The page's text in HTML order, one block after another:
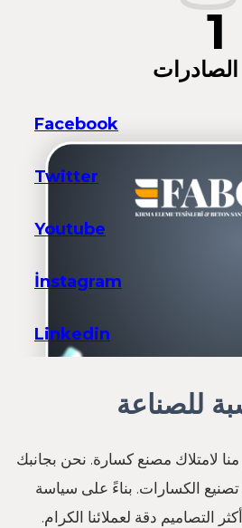
1
Facebook
Twitter
Youtube
İnstagram
Linkedin
للصناعة
لامتلاك مصنع كسارة. نحن بجانبك
الكسارات. بناءً على سياسة
التصاميم دقة لعملائنا الكرام.